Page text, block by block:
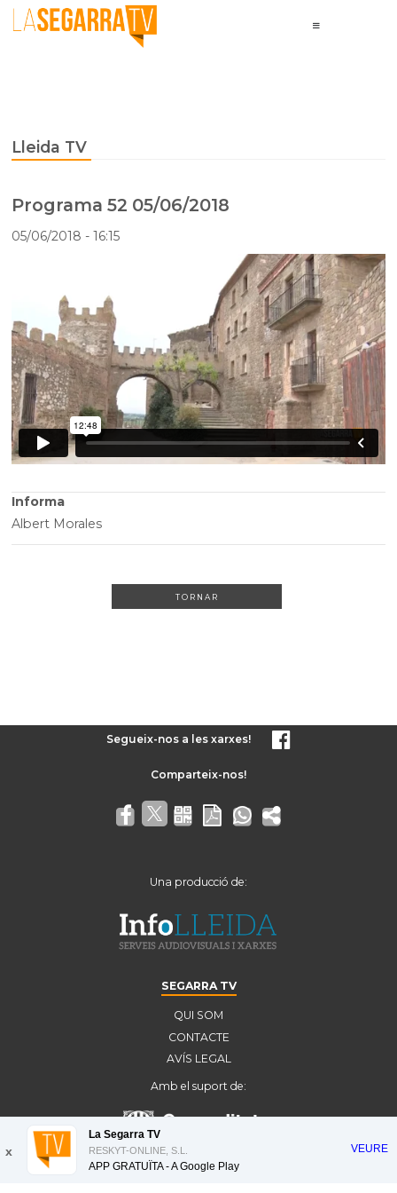
Lleida TV
Programa 52 05/06/2018
05/06/2018- 16:15
Informa
Albert Morales
TORNAR
Segueix-nos a les xarxes!
Una producció de:
SEGARRA TV
QUI SOM
CONTACTE
AVÍS LEGAL
Amb el suport de:
x
La Segarra TV
RESKYT-ONLINE, S.L.
APP GRATUÏTA - AGoogle Play
VEURE